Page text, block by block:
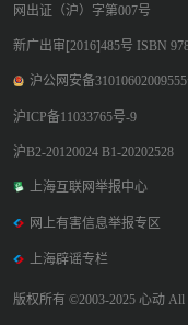
网出证（沪）字第007号
新广出审[2016]485号 ISBN
沪公网安备
沪ICP备11033765号-9
沪B2-20120024 B1-20202528
上海互联网举报中心
网上有害信息举报专区
上海辟谣专栏
版权所有 ©2003-2025 心动 All